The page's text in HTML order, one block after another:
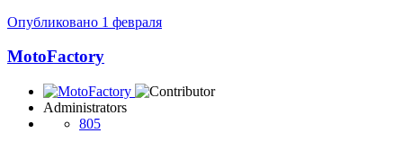
Опубликовано 1 февраля
MotoFactory
Administrators
805